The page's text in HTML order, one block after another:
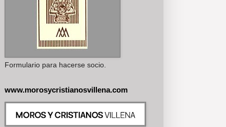
Formulario para hacerse socio.
www.morosycristianosvillena.com